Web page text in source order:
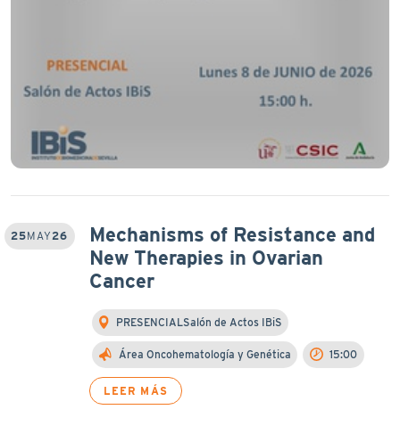
25MAY26
Mechanisms of Resistance and
New Therapies in Ovarian
Cancer
PRESENCIALSalón de Actos IBiS
Área Oncohematología y Genética 15:00
LEER MÁS